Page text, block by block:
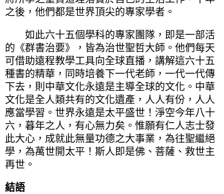
之後，他們都是世界頂尖的專家學者。
如此六十五個學科的專家團隊，即是一部活
的《群書治要》，皆為治世聖哲大師。他們每天
可借助遠程教學工具向全球直播，講解這六十五
種書的精華，同時培養下一代老師，一代一代傳
下去，則中華文化永遠是主導全球的文化。中華
文化是全人類共有的文化遺產，人人有份，人人
應當學習。世界永遠是太平盛世！淨空今年八十
六，暮年之人，有心無力矣。惟願有仁人志士發
此大心，成就此無量功德之大事業，為往聖繼絕
學，為萬世開太平！斯人即是佛、菩薩、救世主
再世。
結語